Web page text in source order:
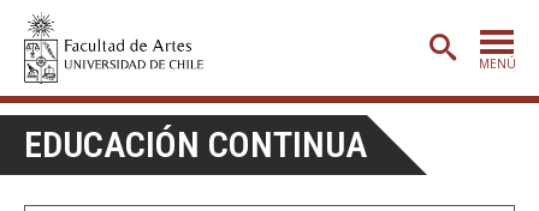
MENÚ
PORTADA
ADMISIÓN
EDUCACIÓN CONTINUA